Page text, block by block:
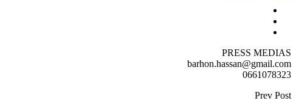
PRESS MEDIAS
barhon.hassan@gmail.com
0661078323
Prev Post